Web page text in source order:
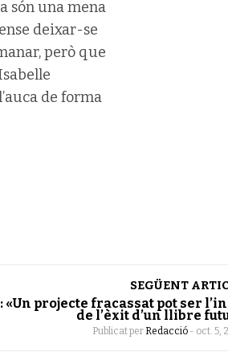
són una mena
deixar-se
però que
de forma
SEGÜENT
«Un projecte fracassat pot ser
de l’èxit d’un llibre
Publicat per Redacció - oct. 5,